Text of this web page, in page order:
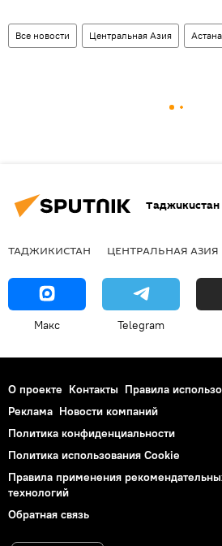
Все новости Центральная Азия Астана
Таджикистан
ТАДЖИКИСТАН ЦЕНТРАЛЬНАЯ АЗИЯ
Макс Telegram
О проекте Контакты Правила
Реклама Новости компаний
Политика конфиденциальности
Политика использования Cookie
Правила применения
технологий
Обратная связь